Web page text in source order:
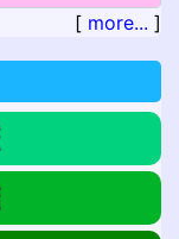
[ more... ]